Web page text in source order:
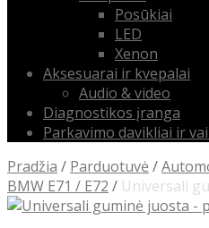
Posūkiai
LED
Xenon
Aksesuarai ir kvepalai
Audio & video
Diagnostikos įranga
Parkavimo davikliai ir
Pradžia / Parduotuvė /
BMW E71 / E72 / Universali